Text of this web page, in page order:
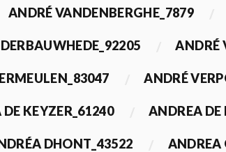
ANDRÉ VANDENBERGHE_7879
ANDRÉ
ANDRÉ
KEYZER_61240 ANDREA DE
DHONT_43522 ANDREA